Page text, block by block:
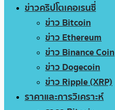
ข่าวคริปโตเคอเรนซี่
ข่าว Bitcoin
ข่าว Ethereum
ข่าว Binance Coin
ข่าว Dogecoin
ข่าว Ripple (XRP)
ราคาและการวิเคราะห์